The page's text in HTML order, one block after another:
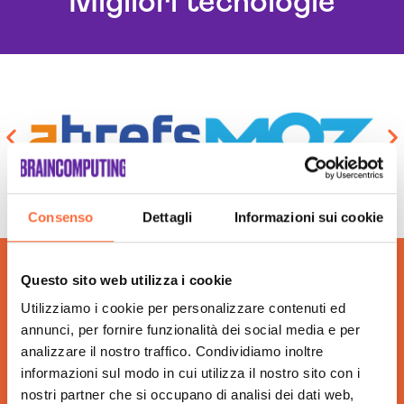
Consenso Dettagli Informazioni sui cookie
Questo sito web utilizza i cookie
Utilizziamo i cookie per personalizzare contenuti ed
annunci, per fornire funzionalità dei social media e per
analizzare il nostro traffico. Condividiamo inoltre
informazioni sul modo in cui utilizza il nostro sito con i
nostri partner che si occupano di analisi dei dati web,
Campagne Adv Social Treviso
Consulenza Seo Treviso
Consulenza Social Media Treviso
Consulenza Web Marketing Treviso
Esperti Social Media Treviso
Esperti Web Marketing Treviso
Gestione Campagne Google Ads Treviso
Realizzazione Siti Web Treviso
Realizzazione Siti Wordpress Treviso
Social Media Advertising Treviso
Web Agency Treviso